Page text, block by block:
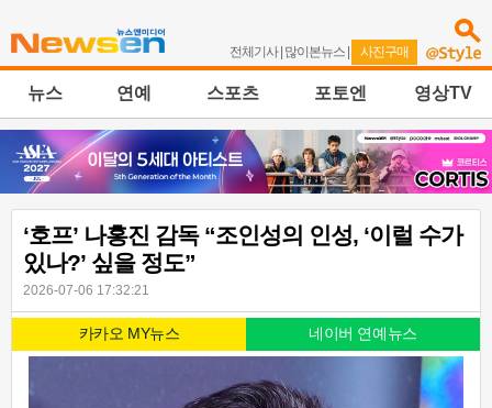
전체기사| 많이본뉴스 | 사진구매
뉴스 연예 스포츠 포토엔 영상TV
‘호프’ 나홍진 감독 “조인성의 인성, ‘이럴 수가
있나?’ 싶을 정도”
2026-07-06 17:32:21
카카오 MY뉴스 네이버 연예뉴스